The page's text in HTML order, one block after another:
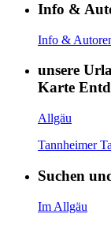
Info &
Info &
unsere
Karte
Allgäu
Tannheimer
Suchen
Im Allgäu